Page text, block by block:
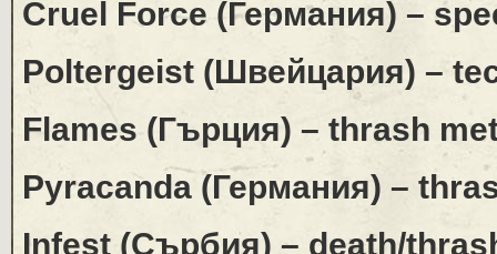
Cruel Force (Германия) –
Poltergeist (Швейцария) –
Flames (Гърция) – thrash
Pyracanda (Германия) –
Infest (Сърбия) – death/